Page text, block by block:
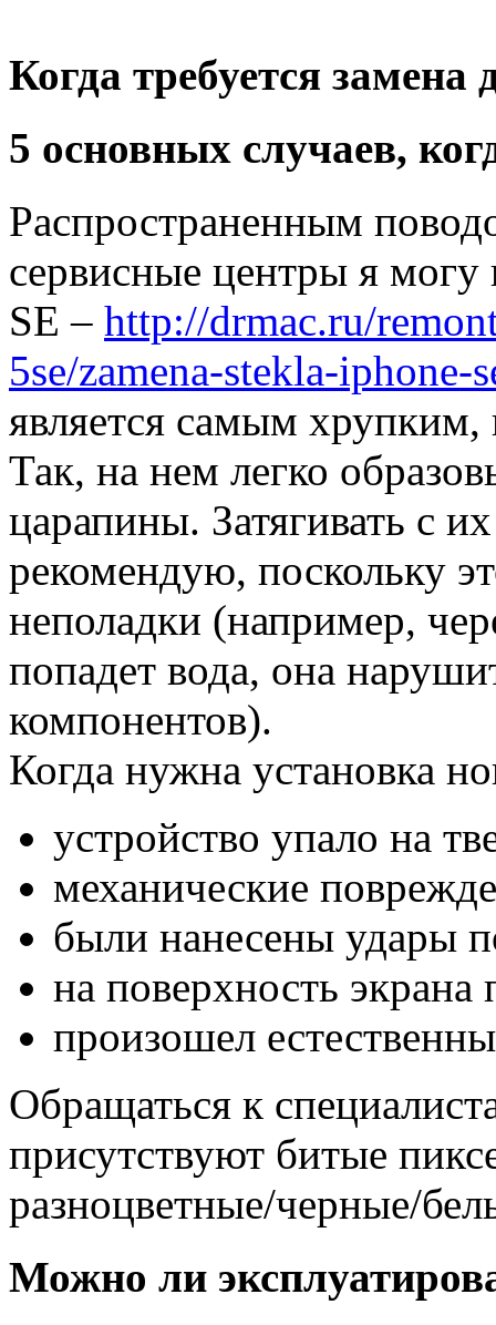
Когда требуется замена
5 основных случаев,
Распространенным
сервисные центры я могу
SE – http://drmac.ru/
5se/zamena-stekla-iphone-
является самым
Так, на нем легко
царапины. Затягивать с
рекомендую, поскольку
неполадки (например,
попадет вода, она
компонентов).
Когда нужна установка
устройство упало на
механические
были нанесены удары
на поверхность экрана
произошел
Обращаться к
присутствуют битые
разноцветные/черные/
Можно ли